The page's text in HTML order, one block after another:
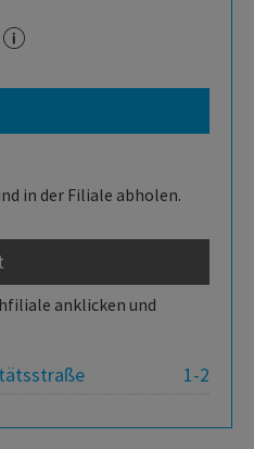
in der Filiale abholen.
anklicken und
1-2